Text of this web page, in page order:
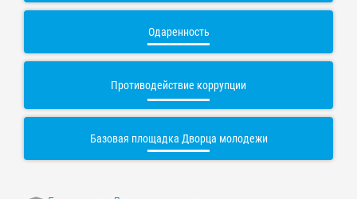
Одаренность
Противодействие коррупции
Базовая площадка Дворца молодежи